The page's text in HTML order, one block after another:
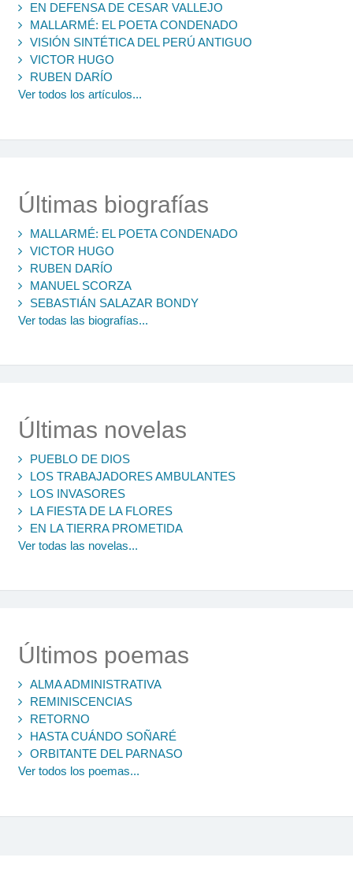
EN DEFENSA DE CESAR VALLEJO
MALLARMÉ: EL POETA CONDENADO
VISIÓN SINTÉTICA DEL PERÚ ANTIGUO
VICTOR HUGO
RUBEN DARÍO
Ver todos los artículos...
Últimas biografías
MALLARMÉ: EL POETA CONDENADO
VICTOR HUGO
RUBEN DARÍO
MANUEL SCORZA
SEBASTIÁN SALAZAR BONDY
Ver todas las biografías...
Últimas novelas
PUEBLO DE DIOS
LOS TRABAJADORES AMBULANTES
LOS INVASORES
LA FIESTA DE LA FLORES
EN LA TIERRA PROMETIDA
Ver todas las novelas...
Últimos poemas
ALMA ADMINISTRATIVA
REMINISCENCIAS
RETORNO
HASTA CUÁNDO SOÑARÉ
ORBITANTE DEL PARNASO
Ver todos los poemas...